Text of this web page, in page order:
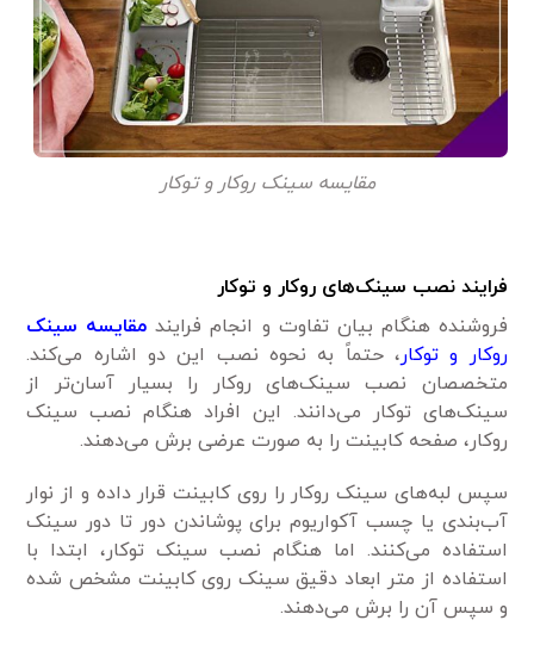
مقایسه سینک روکار و توکار
فرایند نصب سینک‌های روکار و توکار
فروشنده هنگام بیان تفاوت و انجام فرایند مقایسه سینک
روکار و توکار، حتماً به نحوه نصب این دو اشاره می‌کند.
متخصصان نصب سینک‌های روکار را بسیار آسان‌تر از
سینک‌های توکار می‌دانند. این افراد هنگام نصب سینک
روکار، صفحه کابینت را به صورت عرضی برش می‌دهند.
سپس لبه‌های سینک روکار را روی کابینت قرار داده و از نوار
آب‌بندی یا چسب آکواریوم برای پوشاندن دور تا دور سینک
استفاده می‌کنند. اما هنگام نصب سینک توکار، ابتدا با
استفاده از متر ابعاد دقیق سینک روی کابینت مشخص شده
و سپس آن را برش می‌دهند.